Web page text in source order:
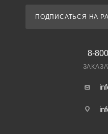
ПОДПИСАТЬСЯ НА
8-